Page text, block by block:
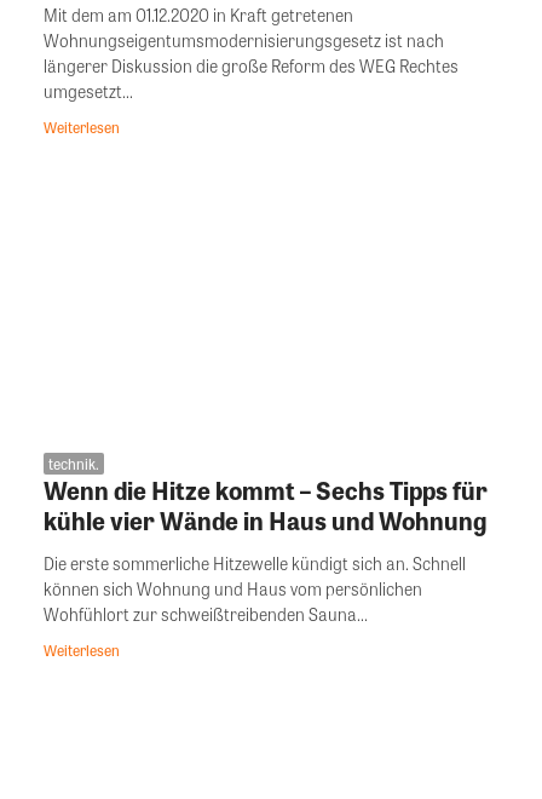
Mit dem am 01.12.2020 in Kraft getretenen
Wohnungseigentumsmodernisierungsgesetz ist nach
längerer Diskussion die große Reform des WEG Rechtes
umgesetzt...
Weiterlesen
technik.
Wenn die Hitze kommt – Sechs Tipps für
kühle vier Wände in Haus und Wohnung
Die erste sommerliche Hitzewelle kündigt sich an. Schnell
können sich Wohnung und Haus vom persönlichen
Wohfühlort zur schweißtreibenden Sauna...
Weiterlesen